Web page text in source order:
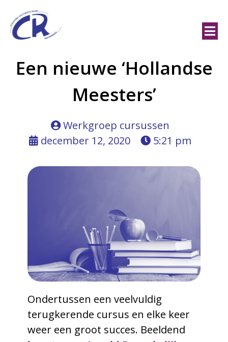
Een nieuwe ‘Hollandse
Meesters’
Werkgroep cursussen
december 12, 2020
5:21 pm
Ondertussen een veelvuldig
terugkerende cursus en elke keer
weer een groot succes. Beeldend